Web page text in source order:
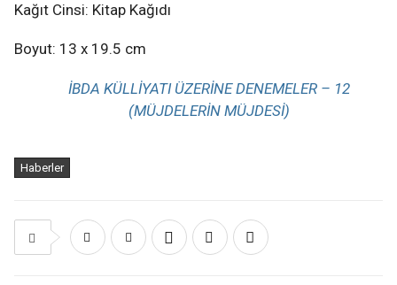
Kağıt Cinsi: Kitap Kağıdı
Boyut: 13 x 19.5 cm
İBDA KÜLLİYATI ÜZERİNE DENEMELER – 12
(MÜJDELERIN MÜJDESI)
Haberler